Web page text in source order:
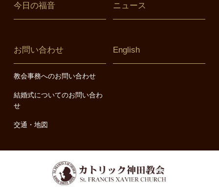
今日の福音 ニュース
お問い合わせ
教会事務へのお問い合わせ
結婚式についてのお問い合わ
せ
交通・地図
English